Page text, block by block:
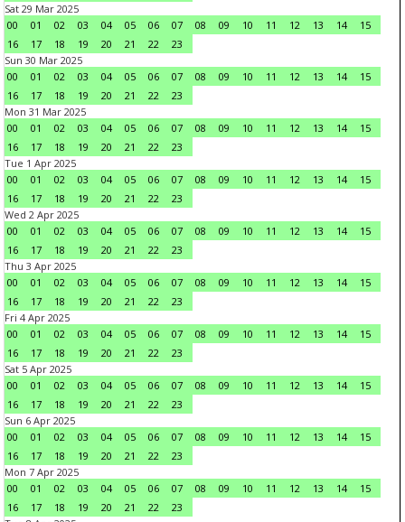
Sat 29 Mar 2025
00
01 02 03 04 05 06 07 08 09 10 11 12 13 14
15
16
17 18 19 20 21 22
23
Sun 30 Mar 2025
00
01 02 03 04 05 06 07 08 09 10 11 12 13 14
15
16
17 18 19 20 21 22
23
Mon 31 Mar 2025
00
01 02 03 04 05 06 07 08 09 10 11 12 13 14
15
16
17 18 19 20 21 22
23
Tue 1 Apr 2025
00
01 02 03 04 05 06 07 08 09 10 11 12 13 14
15
16
17 18 19 20 21 22
23
Wed 2 Apr 2025
00
01 02 03 04 05 06 07 08 09 10 11 12 13 14
15
16
17 18 19 20 21 22
23
Thu 3 Apr 2025
00
01 02 03 04 05 06 07 08 09 10 11 12 13 14
15
16
17 18 19 20 21 22
23
Fri 4 Apr 2025
00
01 02 03 04 05 06 07 08 09 10 11 12 13 14
15
16
17 18 19 20 21 22
23
Sat 5 Apr 2025
00
01 02 03 04 05 06 07 08 09 10 11 12 13 14
15
16
17 18 19 20 21 22
23
Sun 6 Apr 2025
00
01 02 03 04 05 06 07 08 09 10 11 12 13 14
15
16
17 18 19 20 21 22
23
Mon 7 Apr 2025
00
01 02 03 04 05 06 07 08 09 10 11 12 13 14
15
16
17 18 19 20 21 22
23